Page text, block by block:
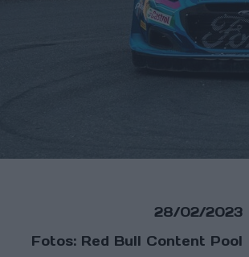
28/02/2023
Fotos: Red Bull Content Pool